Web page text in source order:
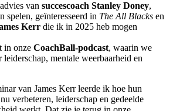
van succescoach Stanley Doney,
spelen, geïnteresseerd in The All Blacks en
Kerr die ik in 2025 heb mogen
in onze CoachBall-podcast, waarin we
mentale weerbaarheid en
van James Kerr leerde ik hoe hun
verbeteren, leiderschap en gedeelde